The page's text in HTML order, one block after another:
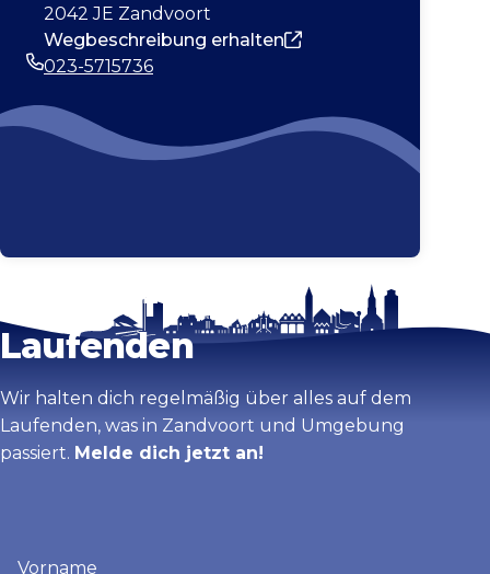
2042 JE Zandvoort
Wegbeschreibung erhalten
023-5715736
Karte vergrößern
Bleib auf dem
Laufenden
Wir halten dich regelmäßig über alles auf dem
Laufenden, was in Zandvoort und Umgebung
passiert. Melde dich jetzt an!
(erforderlich)